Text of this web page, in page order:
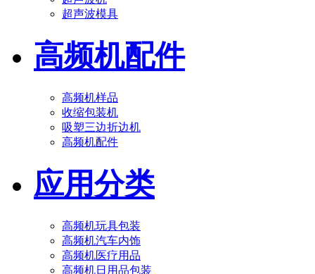
超声波模具
高频机配件
高频机样品
收缩包装机
吸塑三边折边机
高频机配件
应用分类
高频机玩具包装
高频机汽车内饰
高频机医疗用品
高频机日用品包装